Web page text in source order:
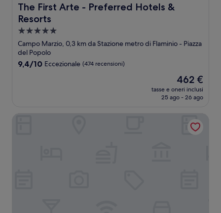
The First Arte - Preferred Hotels &
Resorts
The First Arte - Preferred Hotels & Resorts
Struttura
a
5.0
stelle
Campo Marzio, 0,3 km da Stazione metro di Flaminio - Piazza
del Popolo
9.4
9,4/10 Eccezionale (474 recensioni)
Il
prezzo
attuale
462 €
462 €
tasse e oneri inclusi
25 ago - 26 ago